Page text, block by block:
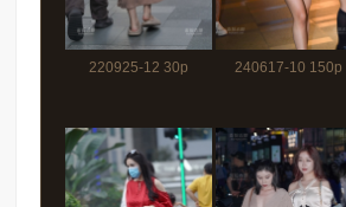
220925-12 30p 240617-10 150p